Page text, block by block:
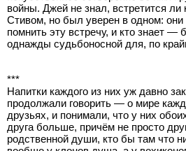
войны. Джей не знал, встретится ли
Стивом, но был уверен в одном: они
помнить эту встречу, и кто знает —
однажды судьбоносной для, по
***
Напитки каждого из них уж давно
продолжали говорить — о мире
друзьях, и понимали, что у них
друга больше, причём не просто
родственной души, кто бы там что